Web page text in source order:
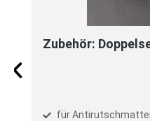
Zubehör:
für